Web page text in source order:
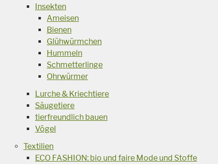
Insekten
Ameisen
Bienen
Glühwürmchen
Hummeln
Schmetterlinge
Ohrwürmer
Lurche & Kriechtiere
Säugetiere
tierfreundlich bauen
Vögel
Textilien
ECO FASHION: bio und faire Mode und Stoffe